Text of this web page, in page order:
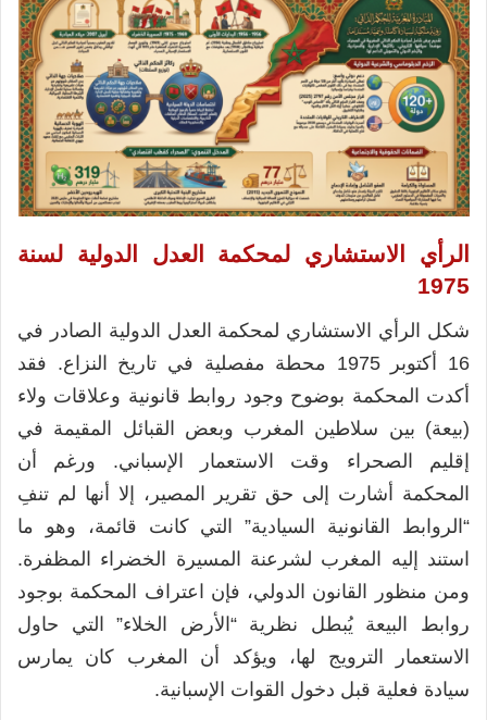
الرأي الاستشاري لمحكمة العدل الدولية لسنة
1975
شكل الرأي الاستشاري لمحكمة العدل الدولية الصادر في
16 أكتوبر 1975 محطة مفصلية في تاريخ النزاع. فقد
أكدت المحكمة بوضوح وجود روابط قانونية وعلاقات ولاء
(بيعة) بين سلاطين المغرب وبعض القبائل المقيمة في
إقليم الصحراء وقت الاستعمار الإسباني. ورغم أن
المحكمة أشارت إلى حق تقرير المصير، إلا أنها لم تنفِ
“الروابط القانونية السيادية” التي كانت قائمة، وهو ما
استند إليه المغرب لشرعنة المسيرة الخضراء المظفرة.
ومن منظور القانون الدولي، فإن اعتراف المحكمة بوجود
روابط البيعة يُبطل نظرية “الأرض الخلاء” التي حاول
الاستعمار الترويج لها، ويؤكد أن المغرب كان يمارس
سيادة فعلية قبل دخول القوات الإسبانية.